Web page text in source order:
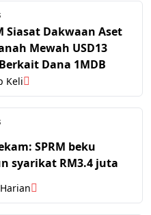
Siasat Dakwaan Aset
Mewah USD13
Dana 1MDB
Keli
SPRM beku
syarikat RM3.4 juta